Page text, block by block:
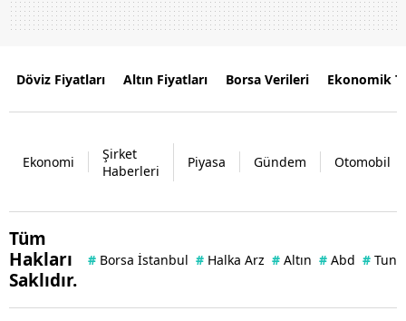
Döviz Fiyatları Altın Fiyatları Borsa Verileri Ekonomik
Ekonomi
Şirket
Haberleri
Piyasa Gündem Otomobil
Tüm
Hakları
Saklıdır.
# Borsa İstanbul # Halka Arz # Altın # Abd #